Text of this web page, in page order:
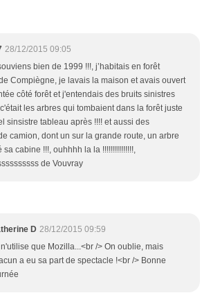
28/12/2015 09:05
bien de 1999 !!!, j’habitais en forêt
Compiègne, je lavais la maison et avais ouvert
côté forêt et j'entendais des bruits sinistres
les arbres qui tombaient dans la forêt juste
sinsistre tableau après !!!! et aussi des
camion, dont un sur la grande route, un arbre
sa cabine !!!, ouhhhh la la !!!!!!!!!!!!!!!,
de Vouvray
D 28/12/2015 09:59
que Mozilla...<br /> On oublie, mais
a eu sa part de spectacle !<br /> Bonne